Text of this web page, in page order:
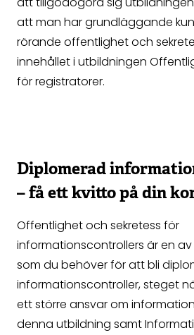
att man har grundläggande
rörande offentlighet och
innehållet i utbildningen
för registratorer.
Diplomerad
– få ett kvitto på din
Offentlighet och sekretess för
informationscontrollers är en
som du behöver för att bli
informationscontroller, steget
ett större ansvar om
denna utbildning samt